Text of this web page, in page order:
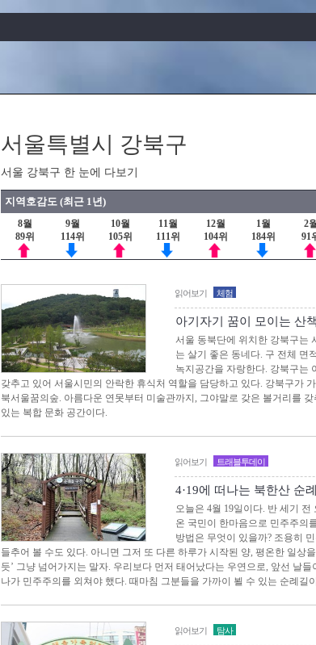
서울특별시 강북구
서울 강북구 한 눈에 다보기
지역호감도 (최근 1년)
8월
89위
9월
114위
10월
105위
11월
111위
12월
104위
1월
184위
2
91
읽어보기 체험
아기자기 꿈이 모이는 산
서울 동북단에 위치한 강북구는
는 살기 좋은 동네다. 구 전체 면
녹지공간을 자랑한다. 강북구는
갖추고 있어 서울시민의 안락한 휴식처 역할을 담당하고 있다. 강북구가
북서울꿈의숲. 아름다운 연못부터 미술관까지, 그야말로 갖은 볼거리를
있는 복합 문화 공간이다.
읽어보기 트래블투데이
4·19에 떠나는 북한산 순
오늘은 4월 19일이다. 반 세기
온 국민이 한마음으로 민주주의
방법은 무엇이 있을까? 조용히
들추어 볼 수도 있다. 아니면 그저 또 다른 하루가 시작된 양, 평온한 일상
듯’ 그냥 넘어가지는 말자. 우리보다 먼저 태어났다는 우연으로, 앞선 날
나가 민주주의를 외쳐야 했다. 때마침 그분들을 가까이 뵐 수 있는 순례길
읽어보기 탐사